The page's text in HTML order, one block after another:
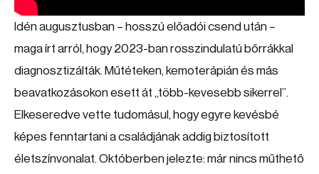
Idén augusztusban – hosszú előadói csend után –
maga írt arról, hogy 2023-ban rosszindulatú bőrrákkal
diagnosztizálták. Műtéteken, kemoterápián és más
beavatkozásokon esett át „több-kevesebb sikerrel”.
Elkeseredve vette tudomásul, hogy egyre kevésbé
képes fenntartani a családjának addig biztosított
életszínvonalat. Októberben jelezte: már nincs műthető